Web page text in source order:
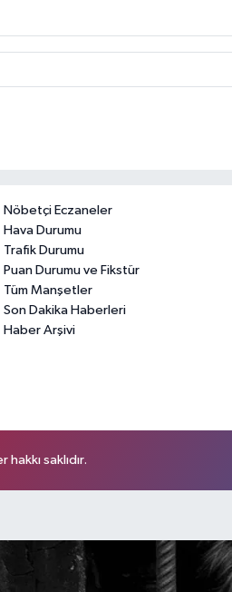
Nöbetçi Eczaneler
Hava Durumu
Trafik Durumu
Puan Durumu ve Fikstür
Tüm Manşetler
Son Dakika Haberleri
Haber Arşivi
saklıdır.